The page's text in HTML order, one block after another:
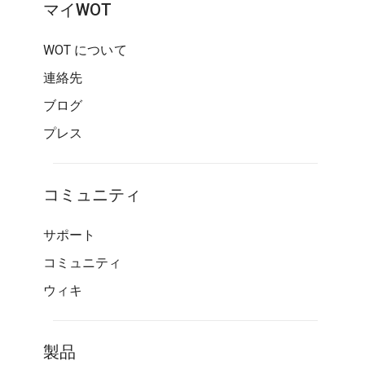
マイWOT
WOT について
連絡先
ブログ
プレス
コミュニティ
サポート
コミュニティ
ウィキ
製品